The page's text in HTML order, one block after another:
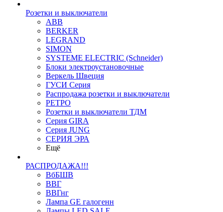
Розетки и выключатели
ABB
BERKER
LEGRAND
SIMON
SYSTEME ELECTRIC (Schneider)
Блоки электроустановочные
Веркель Швеция
ГУСИ Серия
Распродажа розетки и выключатели
РЕТРО
Розетки и выключатели ТДМ
Серия GIRA
Серия JUNG
СЕРИЯ ЭРА
Ещё
РАСПРОДАЖА!!!
ВбБШВ
ВВГ
ВВГнг
Лампа GE галогенн